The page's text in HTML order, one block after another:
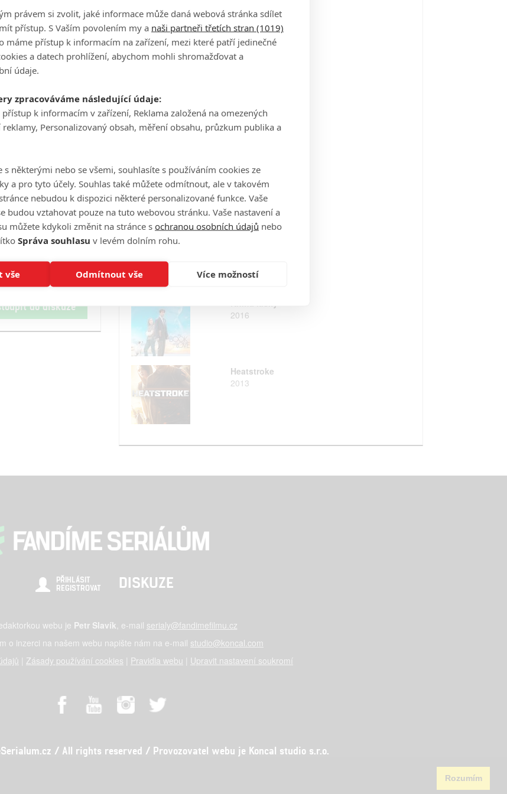
Rozumím
Číst další
Všechny obrázky
do diskuze
iBoy
2020
Pračlověk
2018
The Book of Love
2016
Heatstroke
2013
PŘIHLÁSIT
REGISTROVAT
DISKUZE
webu je Petr Slavík , e-mail serialy@fandimefilmu.cz
o inzerci na našem webu napište nám na e-mail studio@koncal.com
Zásady používání cookies Pravidla webu Upravit nastavení soukromí
/ All rights reserved / Provozovatel webu je Koncal studio s.r.o.
právem si zvolit, jaké informace může daná webová stránka sdílet
přístup. S Vaším povolením my a naši partneři třetích stran (1019)
máme přístup k informacím na zařízení, mezi které patří jedinečné
a datech prohlížení, abychom mohli shromažďovat a
údaje.
zpracováváme následující údaje:
k informacím v zařízení, Reklama založená na omezených
Personalizovaný obsah, měření obsahu, průzkum publika a
s některými nebo se všemi, souhlasíte s používáním cookies ze
a pro tyto účely. Souhlas také můžete odmítnout, ale v takovém
nebudou k dispozici některé personalizované funkce. Vaše
budou vztahovat pouze na tuto webovou stránku. Vaše nastavení a
můžete kdykoli změnit na stránce sochranou osobních údajů nebo
Správa souhlasu v levém dolním rohu.
vše Odmítnout vše Více možností